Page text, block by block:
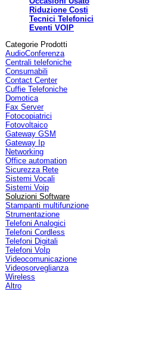
Riduzione Costi
Tecnici Telefonici
Eventi VOIP
Categorie Prodotti
AudioConferenza
Centrali telefoniche
Consumabili
Contact Center
Cuffie Telefoniche
Domotica
Fax Server
Fotocopiatrici
Fotovoltaico
Gateway GSM
Gateway Ip
Networking
Office automation
Sicurezza Rete
Sistemi Vocali
Sistemi Voip
Soluzioni Software
Stampanti multifunzione
Strumentazione
Telefoni Analogici
Telefoni Cordless
Telefoni Digitali
Telefoni VoIp
Videocomunicazione
Videosorveglianza
Wireless
Altro